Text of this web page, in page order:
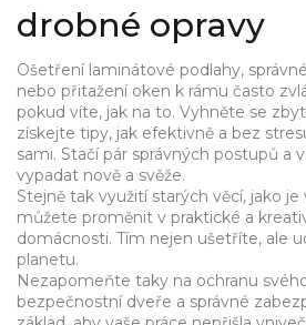
drobné opravy
Ošetření laminátové podlahy,
nebo přitažení oken k rámu často
pokud víte, jak na to. Vyhněte se
získejte tipy, jak efektivně a bez
sami. Stačí pár správných postupů a
vypadat nově a svěže.
Stejně tak využití starých věcí, jako
můžete proměnit v praktické a
domácnosti. Tím nejen ušetříte, ale
planetu.
Nezapomeňte taky na ochranu
bezpečnostní dveře a správné